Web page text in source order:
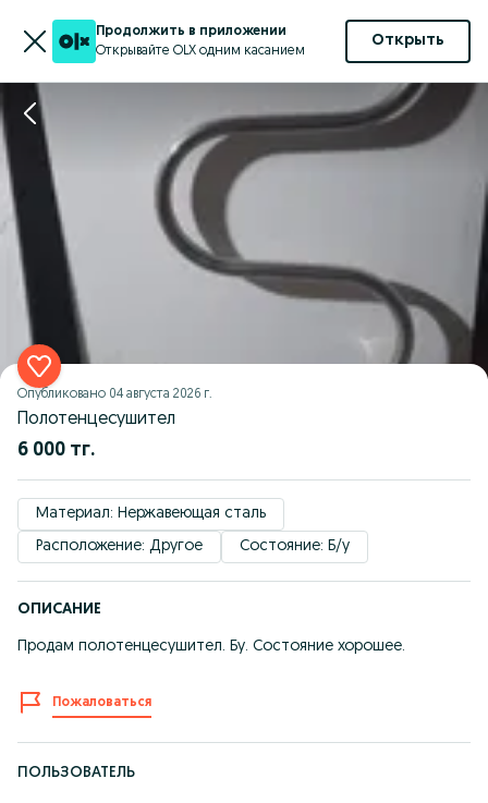
Продолжить в приложении
Открывайте OLX одним касанием
Открыть
Опубликовано 04 августа 2026 г.
Полотенцесушител
6 000 тг.
Материал: Нержавеющая сталь
Расположение: Другое
Состояние: Б/у
ОПИСАНИЕ
Продам полотенцесушител. Бу. Состояние хорошее.
Пожаловаться
ПОЛЬЗОВАТЕЛЬ